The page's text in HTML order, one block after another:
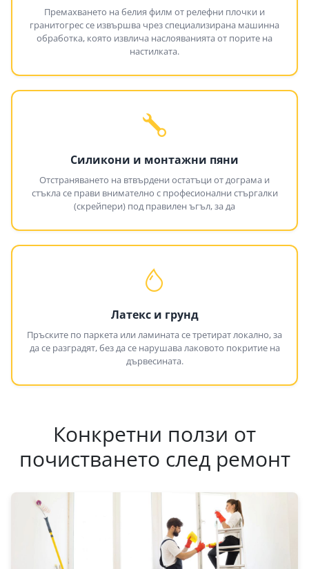
Премахването на белия филм от релефни плочки и
гранитогрес се извършва чрез специализирана машинна
обработка, която извлича наслояванията от порите на
настилката.
Силикони и монтажни пяни
Отстраняването на втвърдени остатъци от дограма и
стъкла се прави внимателно с професионални стъргалки
(скрейпери) под правилен ъгъл, за да
Латекс и грунд
Пръските по паркета или ламината се третират локално, за
да се разградят, без да се нарушава лаковото покритие на
дървесината.
Конкретни ползи от
почистването след ремонт